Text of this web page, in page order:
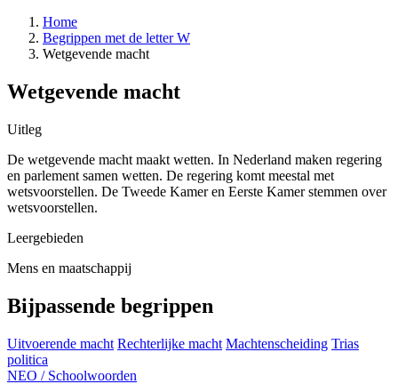
Home
Begrippen met de letter W
Wetgevende macht
Wetgevende macht
Uitleg
De wetgevende macht maakt wetten. In Nederland maken regering
en parlement samen wetten. De regering komt meestal met
wetsvoorstellen. De Tweede Kamer en Eerste Kamer stemmen over
wetsvoorstellen.
Leergebieden
Mens en maatschappij
Bijpassende begrippen
Uitvoerende macht Rechterlijke macht Machtenscheiding Trias
politica
NEO / Schoolwoorden